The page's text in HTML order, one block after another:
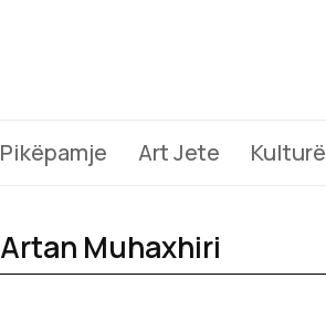
Pikëpamje Art Jete Kulturë
Artan Muhaxhiri